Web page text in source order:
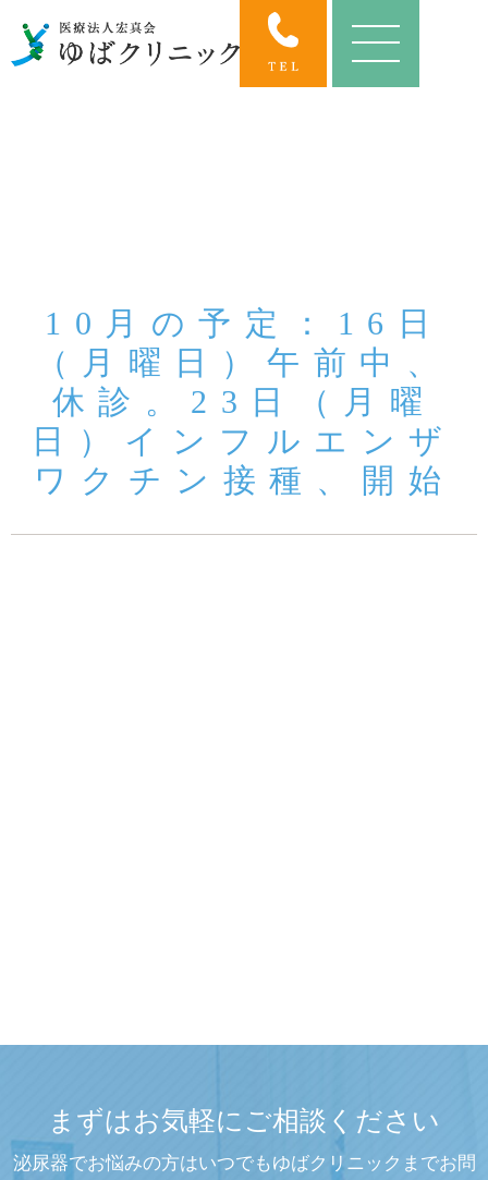
10月の予定：16日
（月曜日）午前中、
休診。23日（月曜
日）インフルエンザ
ワクチン接種、開始
まずはお気軽にご相談ください
泌尿器でお悩みの方はいつでもゆばクリニックまでお問